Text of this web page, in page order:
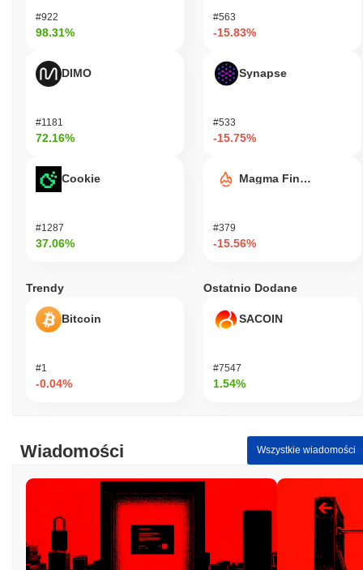
#922
98.31%
DIMO
#1181
72.16%
Cookie
#1287
37.06%
#563
-15.83%
Synapse
#533
-15.75%
Magma Finance
#379
-15.56%
Trendy
Bitcoin
#1
-0.04%
Ostatnio Dodane
SACOIN
#7547
1.54%
Wiadomości Wszystkie wiadomości